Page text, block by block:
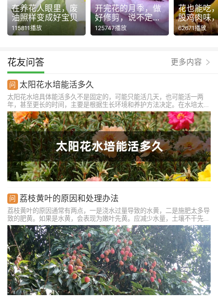
在养花人眼里，废
油照样变成好宝贝
115811播放
开完花的月季，做
好修剪，说不定还
能再开一波！
125747播放
花也能吃
股鸡肉味
62671播放
花友问答 更多内容
太阳花水培能活多久
太阳花水培具体能活多久不是固定的，可能只能活几天，也可能活一两
年，甚至更长的时间，主要是根据生长环境和养护方法决定。在水培太阳
花的时候，要定期换水，对水培容器也需要彻底清洗，使用高锰酸钾溶液
简单消毒处理，还需定期滴加营养液，选择几个品种的营养液混合使用，
营养液使用不可过量，避免浓度过高。
荔枝黄叶的原因和处理办法
荔枝黄叶的原因通常有两点，一是浇水过量导致的水黄，二是施肥太多导
致的肥黄。如果是水黄，会表现为嫩叶先黄。应减少水量，土壤不干先不
浇水，雨季要排水处理，避免积水情况。如果是肥黄，老叶变黄脱落。应
用清水冲洗肥料，并排水。注意后期施肥要薄肥少施，不可过量。